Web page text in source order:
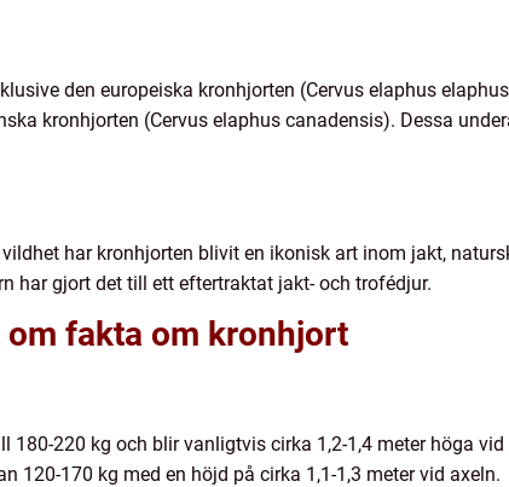
den europeiska kronhjorten (Cervus elaphus
kronhjorten (Cervus elaphus canadensis). Dessa
har kronhjorten blivit en ikonisk art inom jakt,
har gjort det till ett eftertraktat jakt- och trofédjur.
fakta om kronhjort
220 kg och blir vanligtvis cirka 1,2-1,4 meter höga
120-170 kg med en höjd på cirka 1,1-1,3 meter vid axeln.